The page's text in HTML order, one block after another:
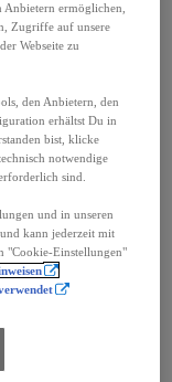
ermöglichen,
Zugriffe auf unsere
Webseite zu
den Anbietern, den
erhältst Du in
bist, klicke
notwendige
sind.
und in unseren
kann jederzeit mit
"Cookie-Einstellungen"